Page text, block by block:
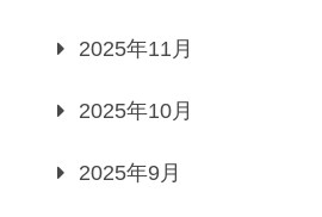
2025年11月
2025年10月
2025年9月